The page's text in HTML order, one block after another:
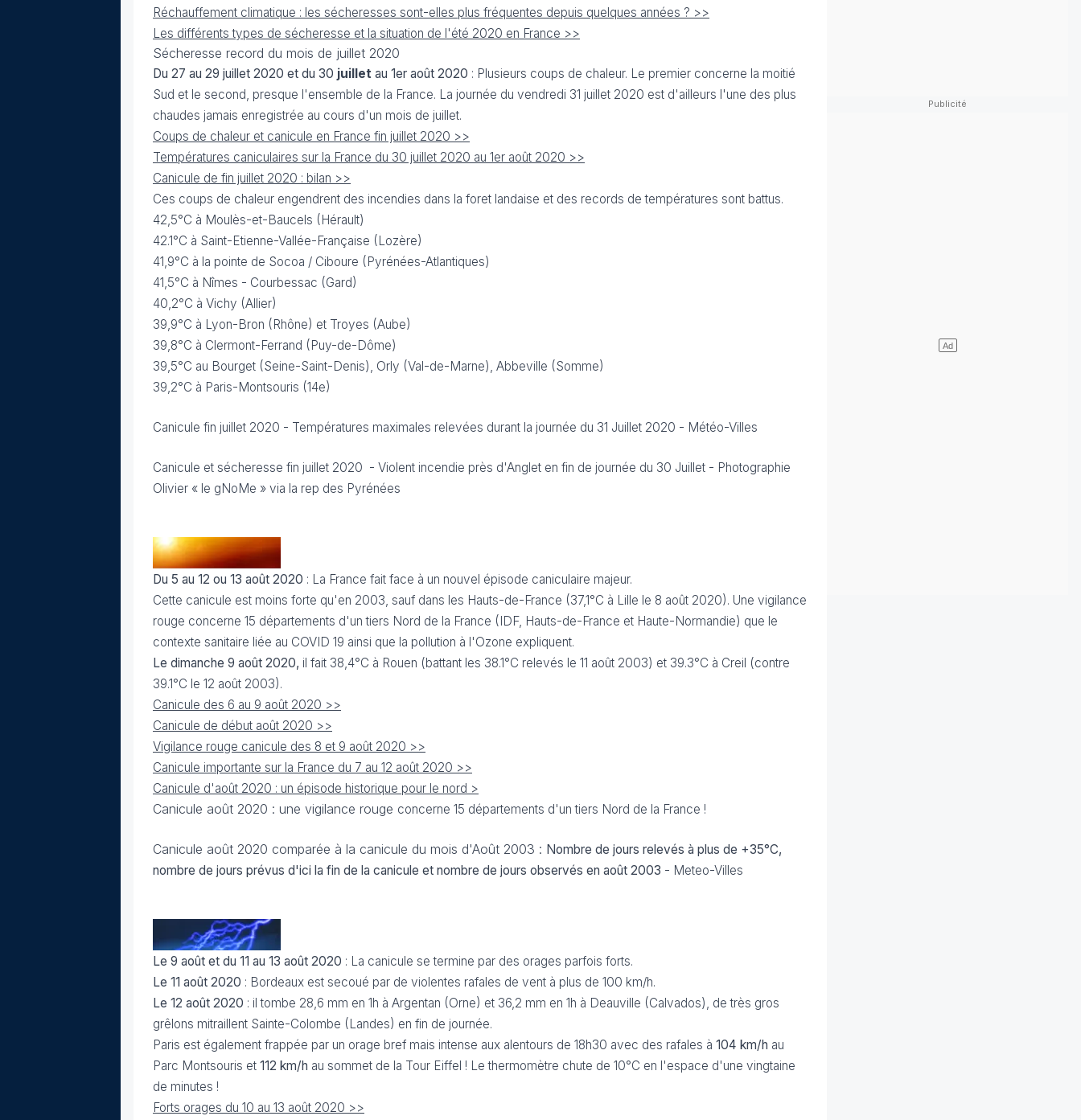
Réchauffement climatique : les sécheresses sont-elles plus fréquentes depuis quelques années ? >>
Les différents types de sécheresse et la situation de l'été 2020 en France >>
Sécheresse record du mois de juillet 2020
Du 27 au 29 juillet 2020 et du 30 juillet au 1er août 2020 : Plusieurs coups de chaleur. Le premier concerne la moitié
Sud et le second, presque l'ensemble de la France. La journée du vendredi 31 juillet 2020 est d'ailleurs l'une des plus
chaudes jamais enregistrée au cours d'un mois de juillet.
Coups de chaleur et canicule en France fin juillet 2020 >>
Températures caniculaires sur la France du 30 juillet 2020 au 1er août 2020 >>
Canicule de fin juillet 2020 : bilan >>
Ces coups de chaleur engendrent des incendies dans la foret landaise et des records de températures sont battus.
42,5°C à Moulès-et-Baucels (Hérault)
42.1°C à Saint-Etienne-Vallée-Française (Lozère)
41,9°C à la pointe de Socoa / Ciboure (Pyrénées-Atlantiques)
41,5°C à Nîmes - Courbessac (Gard)
40,2°C à Vichy (Allier)
39,9°C à Lyon-Bron (Rhône) et Troyes (Aube)
39,8°C à Clermont-Ferrand (Puy-de-Dôme)
39,5°C au Bourget (Seine-Saint-Denis), Orly (Val-de-Marne), Abbeville (Somme)
39,2°C à Paris-Montsouris (14e)
Canicule fin juillet 2020 - Températures maximales relevées durant la journée du 31 Juillet 2020 - Météo-Villes
Canicule et sécheresse fin juillet 2020 - Violent incendie près d'Anglet en fin de journée du 30 Juillet - Photographie
Olivier « le gNoMe » via la rep des Pyrénées
Du 5 au 12 ou 13 août 2020 : La France fait face à un nouvel épisode caniculaire majeur.
Cette canicule est moins forte qu'en 2003, sauf dans les Hauts-de-France (37,1°C à Lille le 8 août 2020). Une vigilance
rouge concerne 15 départements d'un tiers Nord de la France (IDF, Hauts-de-France et Haute-Normandie) que le
contexte sanitaire liée au COVID 19 ainsi que la pollution à l'Ozone expliquent.
Le dimanche 9 août 2020, il fait 38,4°C à Rouen (battant les 38.1°C relevés le 11 août 2003) et 39.3°C à Creil (contre
39.1°C le 12 août 2003).
Canicule des 6 au 9 août 2020 >>
Canicule de début août 2020 >>
Vigilance rouge canicule des 8 et 9 août 2020 >>
Canicule importante sur la France du 7 au 12 août 2020 >>
Canicule d'août 2020 : un épisode historique pour le nord >
Canicule août 2020 : une vigilance rouge concerne 15 départements d'un tiers Nord de la France !
Canicule août 2020 comparée à la canicule du mois d'Août 2003 : Nombre de jours relevés à plus de +35°C,
nombre de jours prévus d'ici la fin de la canicule et nombre de jours observés en août 2003 - Meteo-Villes
Le 9 août et du 11 au 13 août 2020 : La canicule se termine par des orages parfois forts.
Le 11 août 2020 : Bordeaux est secoué par de violentes rafales de vent à plus de 100 km/h.
Le 12 août 2020 : il tombe 28,6 mm en 1h à Argentan (Orne) et 36,2 mm en 1h à Deauville (Calvados), de très gros
grêlons mitraillent Sainte-Colombe (Landes) en fin de journée.
Paris est également frappée par un orage bref mais intense aux alentours de 18h30 avec des rafales à 104 km/h au
Parc Montsouris et 112 km/h au sommet de la Tour Eiffel ! Le thermomètre chute de 10°C en l'espace d'une vingtaine
de minutes !
Forts orages du 10 au 13 août 2020 >>